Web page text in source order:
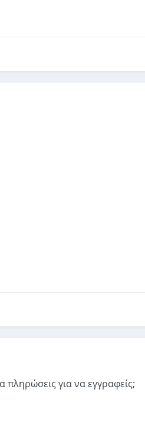
πληρώσεις για να εγγραφείς;